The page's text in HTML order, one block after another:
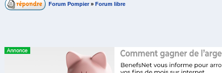
Forum Pompier » Forum libre